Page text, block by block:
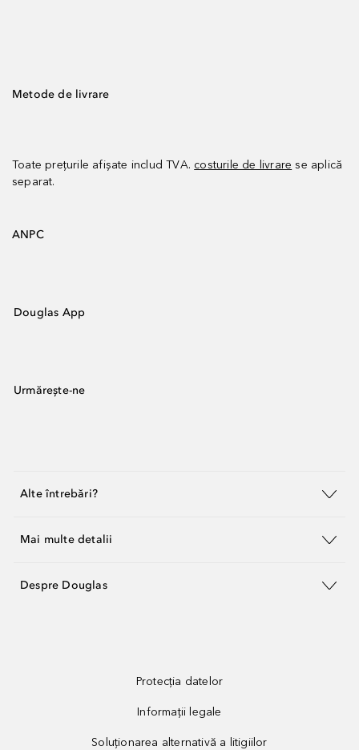
Metode de livrare
Toate prețurile afișate includ TVA. costurile de livrare se aplică
separat.
ANPC
Douglas App
Urmărește-ne
Alte întrebări?
Mai multe detalii
Despre Douglas
Protecția datelor
Informații legale
Soluționarea alternativă a litigiilor